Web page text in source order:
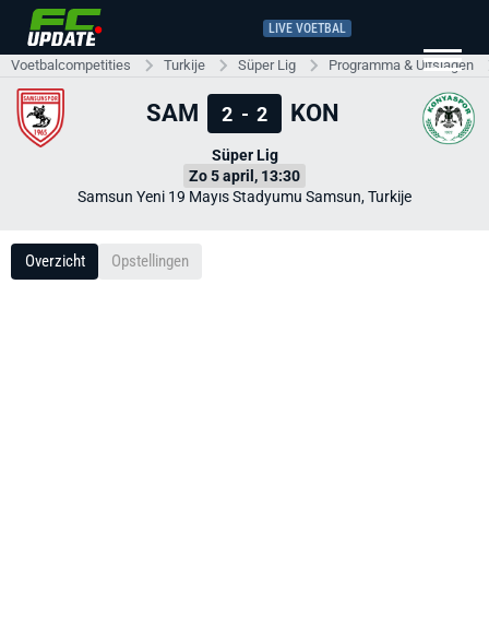
LIVE VOETBAL
Voetbalcompetities Turkije Süper Lig Programma & Uitslagen
SAM 2 - 2 KON
Süper Lig
Zo 5 april, 13:30
Samsun Yeni 19 Mayıs Stadyumu Samsun, Turkije
Overzicht Opstellingen